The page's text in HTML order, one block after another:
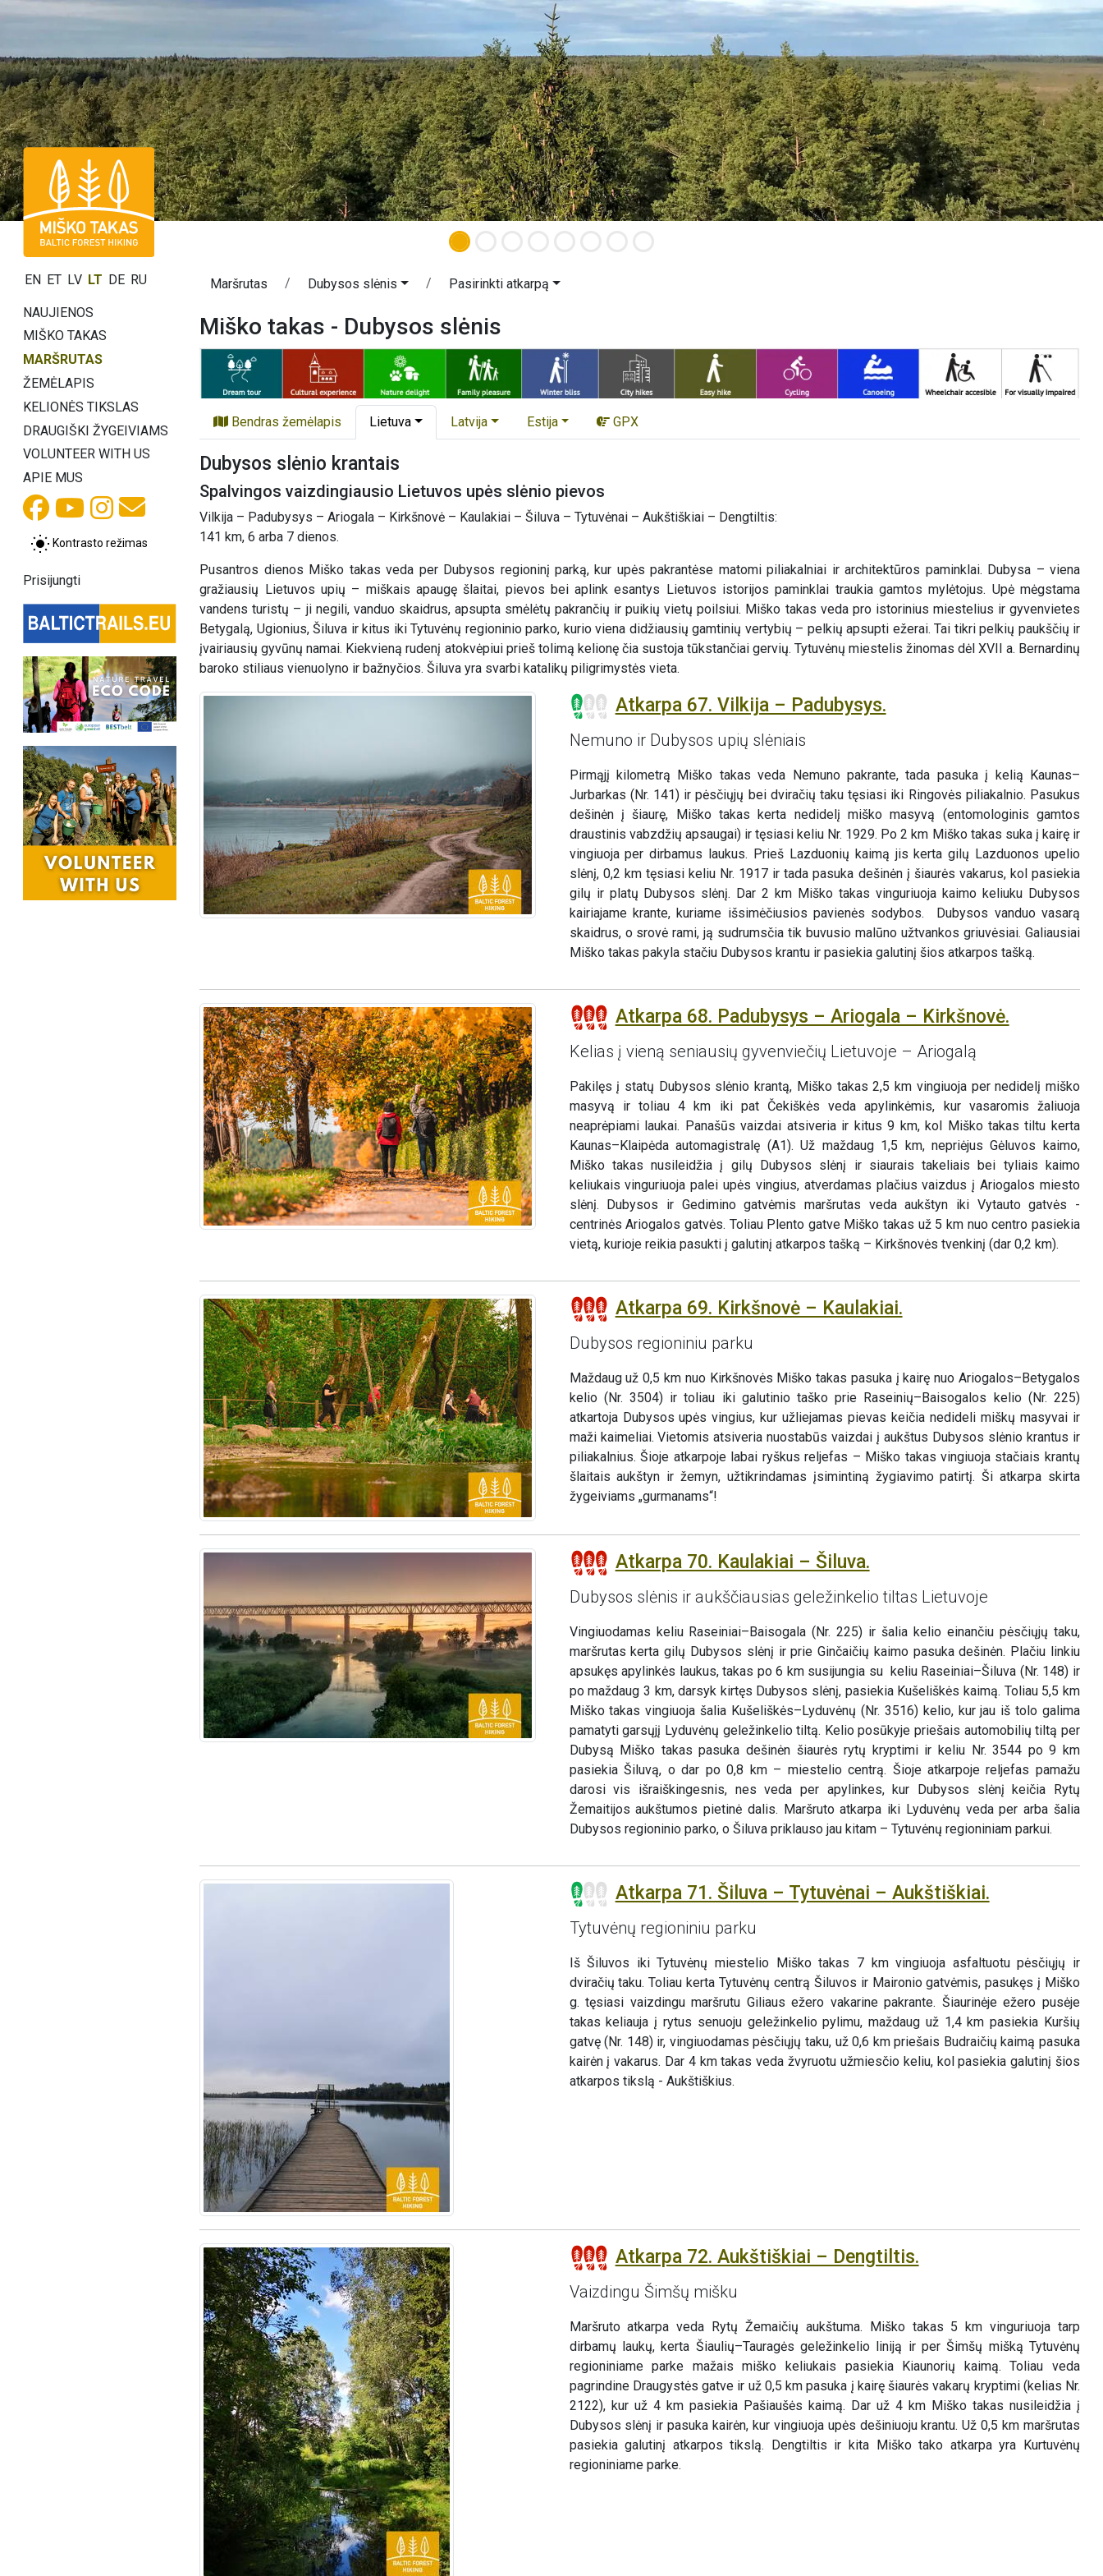
EN ET LV LT DE RU
NAUJIENOS
MIŠKO TAKAS
MARŠRUTAS
ŽEMĖLAPIS
KELIONĖS TIKSLAS
DRAUGIŠKI ŽYGEIVIAMS
VOLUNTEER WITH US
APIE MUS
Kontrasto režimas
Prisijungti
Maršrutas Dubysos slėnis Pasirinkti atkarpą
Miško takas - Dubysos slėnis
Bendras žemėlapis Lietuva Latvija Estija GPX
Dubysos slėnio krantais
Spalvingos vaizdingiausio Lietuvos upės slėnio pievos
Vilkija – Padubysys – Ariogala – Kirkšnovė – Kaulakiai – Šiluva – Tytuvėnai – Aukštiškiai – Dengtiltis:
141 km, 6 arba 7 dienos.
Pusantros dienos Miško takas veda per Dubysos regioninį parką, kur upės pakrantėse matomi piliakalniai ir architektūros paminklai. Dubysa – viena
gražiausių Lietuvos upių – miškais apaugę šlaitai, pievos bei aplink esantys Lietuvos istorijos paminklai traukia gamtos mylėtojus. Upė mėgstama
vandens turistų – ji negili, vanduo skaidrus, apsupta smėlėtų pakrančių ir puikių vietų poilsiui. Miško takas veda pro istorinius miestelius ir gyvenvietes
Betygalą, Ugionius, Šiluva ir kitus iki Tytuvėnų regioninio parko, kurio viena didžiausių gamtinių vertybių – pelkių apsupti ežerai. Tai tikri pelkių paukščių ir
įvairiausių gyvūnų namai. Kiekvieną rudenį atokvėpiui prieš tolimą kelionę čia sustoja tūkstančiai gervių. Tytuvėnų miestelis žinomas dėl XVII a. Bernardinų
baroko stiliaus vienuolyno ir bažnyčios. Šiluva yra svarbi katalikų piligrimystės vieta.
Atkarpa 67. Vilkija – Padubysys.
Nemuno ir Dubysos upių slėniais
Pirmąjį kilometrą Miško takas veda Nemuno pakrante, tada pasuka į kelią Kaunas–
Jurbarkas (Nr. 141) ir pėsčiųjų bei dviračių taku tęsiasi iki Ringovės piliakalnio. Pasukus
dešinėn į šiaurę, Miško takas kerta nedidelį miško masyvą (entomologinis gamtos
draustinis vabzdžių apsaugai) ir tęsiasi keliu Nr. 1929. Po 2 km Miško takas suka į kairę ir
vingiuoja per dirbamus laukus. Prieš Lazduonių kaimą jis kerta gilų Lazduonos upelio
slėnį, 0,2 km tęsiasi keliu Nr. 1917 ir tada pasuka dešinėn į šiaurės vakarus, kol pasiekia
gilų ir platų Dubysos slėnį. Dar 2 km Miško takas vinguriuoja kaimo keliuku Dubysos
kairiajame krante, kuriame išsimėčiusios pavienės sodybos. Dubysos vanduo vasarą
skaidrus, o srovė rami, ją sudrumsčia tik buvusio malūno užtvankos griuvėsiai. Galiausiai
Miško takas pakyla stačiu Dubysos krantu ir pasiekia galutinį šios atkarpos tašką.
Atkarpa 68. Padubysys – Ariogala – Kirkšnovė.
Kelias į vieną seniausių gyvenviečių Lietuvoje – Ariogalą
Pakilęs į statų Dubysos slėnio krantą, Miško takas 2,5 km vingiuoja per nedidelį miško
masyvą ir toliau 4 km iki pat Čekiškės veda apylinkėmis, kur vasaromis žaliuoja
neaprėpiami laukai. Panašūs vaizdai atsiveria ir kitus 9 km, kol Miško takas tiltu kerta
Kaunas–Klaipėda automagistralę (A1). Už maždaug 1,5 km, nepriėjus Gėluvos kaimo,
Miško takas nusileidžia į gilų Dubysos slėnį ir siaurais takeliais bei tyliais kaimo
keliukais vinguriuoja palei upės vingius, atverdamas plačius vaizdus į Ariogalos miesto
slėnį. Dubysos ir Gedimino gatvėmis maršrutas veda aukštyn iki Vytauto gatvės -
centrinės Ariogalos gatvės. Toliau Plento gatve Miško takas už 5 km nuo centro pasiekia
vietą, kurioje reikia pasukti į galutinį atkarpos tašką – Kirkšnovės tvenkinį (dar 0,2 km).
Atkarpa 69. Kirkšnovė – Kaulakiai.
Dubysos regioniniu parku
Maždaug už 0,5 km nuo Kirkšnovės Miško takas pasuka į kairę nuo Ariogalos–Betygalos
kelio (Nr. 3504) ir toliau iki galutinio taško prie Raseinių–Baisogalos kelio (Nr. 225)
atkartoja Dubysos upės vingius, kur užliejamas pievas keičia nedideli miškų masyvai ir
maži kaimeliai. Vietomis atsiveria nuostabūs vaizdai į aukštus Dubysos slėnio krantus ir
piliakalnius. Šioje atkarpoje labai ryškus reljefas – Miško takas vingiuoja stačiais krantų
šlaitais aukštyn ir žemyn, užtikrindamas įsimintiną žygiavimo patirtį. Ši atkarpa skirta
žygeiviams „gurmanams“!
Atkarpa 70. Kaulakiai – Šiluva.
Dubysos slėnis ir aukščiausias geležinkelio tiltas Lietuvoje
Vingiuodamas keliu Raseiniai–Baisogala (Nr. 225) ir šalia kelio einančiu pėsčiųjų taku,
maršrutas kerta gilų Dubysos slėnį ir prie Ginčaičių kaimo pasuka dešinėn. Plačiu linkiu
apsukęs apylinkės laukus, takas po 6 km susijungia su keliu Raseiniai–Šiluva (Nr. 148) ir
po maždaug 3 km, darsyk kirtęs Dubysos slėnį, pasiekia Kušeliškės kaimą. Toliau 5,5 km
Miško takas vingiuoja šalia Kušeliškės–Lyduvėnų (Nr. 3516) kelio, kur jau iš tolo galima
pamatyti garsųjį Lyduvėnų geležinkelio tiltą. Kelio posūkyje priešais automobilių tiltą per
Dubysą Miško takas pasuka dešinėn šiaurės rytų kryptimi ir keliu Nr. 3544 po 9 km
pasiekia Šiluvą, o dar po 0,8 km – miestelio centrą. Šioje atkarpoje reljefas pamažu
darosi vis išraiškingesnis, nes veda per apylinkes, kur Dubysos slėnį keičia Rytų
Žemaitijos aukštumos pietinė dalis. Maršruto atkarpa iki Lyduvėnų veda per arba šalia
Dubysos regioninio parko, o Šiluva priklauso jau kitam – Tytuvėnų regioniniam parkui.
Atkarpa 71. Šiluva – Tytuvėnai – Aukštiškiai.
Tytuvėnų regioniniu parku
Iš Šiluvos iki Tytuvėnų miestelio Miško takas 7 km vingiuoja asfaltuotu pėsčiųjų ir
dviračių taku. Toliau kerta Tytuvėnų centrą Šiluvos ir Maironio gatvėmis, pasukęs į Miško
g. tęsiasi vaizdingu maršrutu Giliaus ežero vakarine pakrante. Šiaurinėje ežero pusėje
takas keliauja į rytus senuoju geležinkelio pylimu, maždaug už 1,4 km pasiekia Kuršių
gatvę (Nr. 148) ir, vingiuodamas pėsčiųjų taku, už 0,6 km priešais Budraičių kaimą pasuka
kairėn į vakarus. Dar 4 km takas veda žvyruotu užmiesčio keliu, kol pasiekia galutinį šios
atkarpos tikslą - Aukštiškius.
Atkarpa 72. Aukštiškiai – Dengtiltis.
Vaizdingu Šimšų mišku
Maršruto atkarpa veda Rytų Žemaičių aukštuma. Miško takas 5 km vinguriuoja tarp
dirbamų laukų, kerta Šiaulių–Tauragės geležinkelio liniją ir per Šimšų mišką Tytuvėnų
regioniniame parke mažais miško keliukais pasiekia Kiaunorių kaimą. Toliau veda
pagrindine Draugystės gatve ir už 0,5 km pasuka į kairę šiaurės vakarų kryptimi (kelias Nr.
2122), kur už 4 km pasiekia Pašiaušės kaimą. Dar už 4 km Miško takas nusileidžia į
Dubysos slėnį ir pasuka kairėn, kur vingiuoja upės dešiniuoju krantu. Už 0,5 km maršrutas
pasiekia galutinį atkarpos tikslą. Dengtiltis ir kita Miško tako atkarpa yra Kurtuvėnų
regioniniame parke.